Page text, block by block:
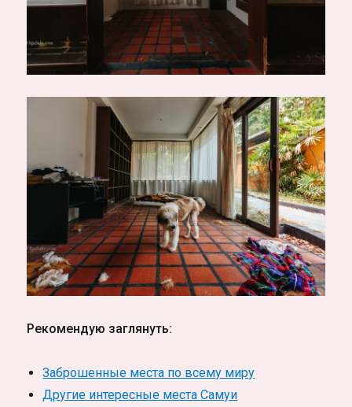
Рекомендую заглянуть:
Заброшенные места по всему миру
Другие интересные места Самуи